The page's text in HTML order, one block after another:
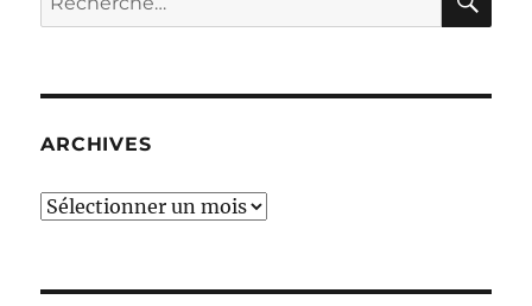
pour :
ARCHIVES
ARCHIVES